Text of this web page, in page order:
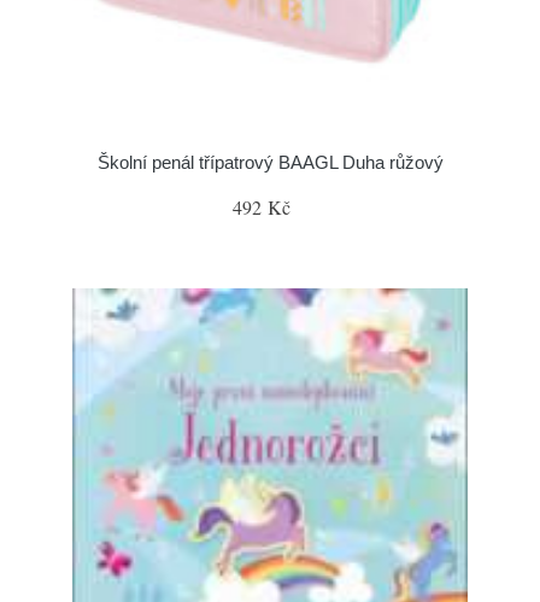
Školní penál třípatrový BAAGL Duha růžový
492 Kč